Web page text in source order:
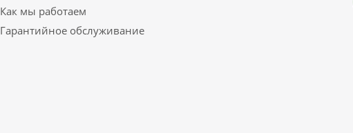
Как мы работаем
Гарантийное обслуживание